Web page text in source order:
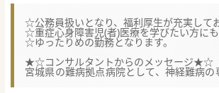
☆公務員扱いとなり、福利厚生が充実してお
☆重症心身障害児(者)医療を学びたい方にも
☆ゆったりめの勤務となります。
★☆コンサルタントからのメッセージ★☆
宮城県の難病拠点病院として、神経難病の
身障害児(者)について、